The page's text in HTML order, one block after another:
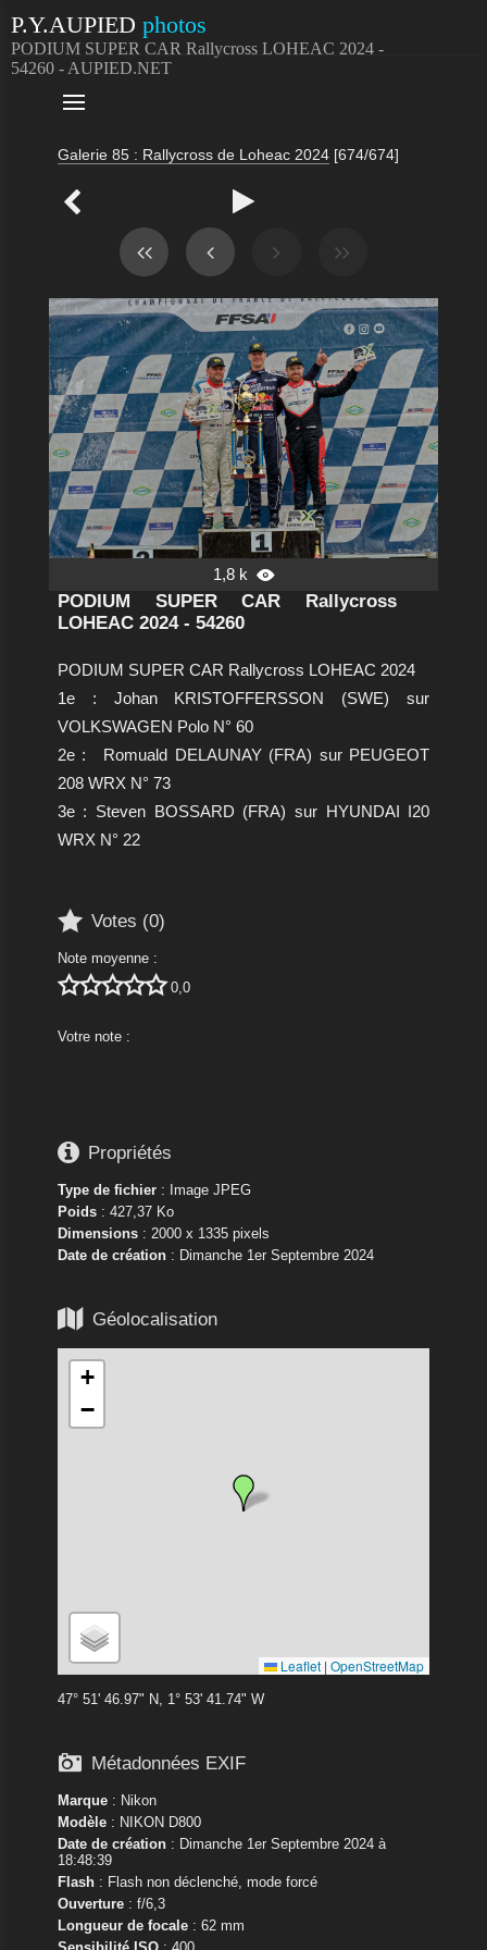
P.Y.AUPIED photos
PODIUM SUPER CAR Rallycross LOHEAC 2024 -
54260 - AUPIED.NET

Galerie 85 : Rallycross de Loheac 2024 [674/674]
 
1,8 k 
PODIUM SUPER CAR Rallycross
LOHEAC 2024 - 54260
PODIUM SUPER CAR Rallycross LOHEAC 2024
1e : Johan KRISTOFFERSSON (SWE) sur
VOLKSWAGEN Polo N° 60
2e :
Romuald DELAUNAY (FRA) sur PEUGEOT
208 WRX N° 73
3e : Steven BOSSARD (FRA) sur HYUNDAI I20
WRX N° 22
 Votes (0)
Note moyenne :
 0,0
Votre note :
 Propriétés
Type de fichier: Image JPEG
Poids: 427,37 Ko
Dimensions: 2000 x 1335 pixels
Date de création: Dimanche 1er Septembre 2024
 Géolocalisation
+
−
Leaflet | OpenStreetMap
47° 51' 46.97" N, 1° 53' 41.74" W
 Métadonnées EXIF
Marque: Nikon
Modèle: NIKON D800
Date de création: Dimanche 1er Septembre 2024 à
18:48:39
Flash: Flash non déclenché, mode forcé
Ouverture: f/6,3
Longueur de focale: 62 mm